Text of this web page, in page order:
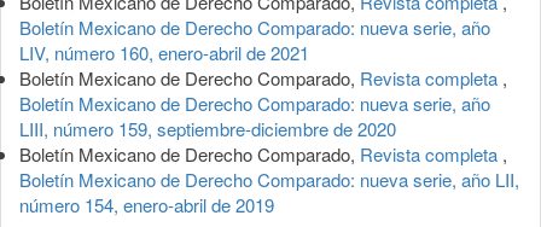
Boletín Mexicano de Derecho Comparado: nueva serie, año
LIV, número 160, enero-abril de 2021
Boletín Mexicano de Derecho Comparado, Revista completa ,
Boletín Mexicano de Derecho Comparado: nueva serie, año
LIII, número 159, septiembre-diciembre de 2020
Boletín Mexicano de Derecho Comparado, Revista completa ,
Boletín Mexicano de Derecho Comparado: nueva serie, año LII,
número 154, enero-abril de 2019